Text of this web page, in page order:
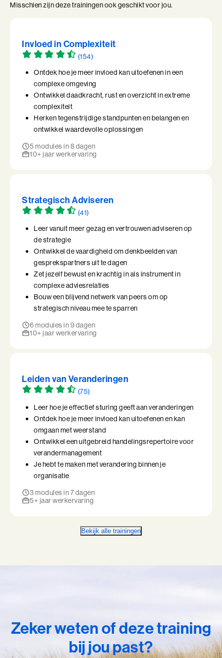
Misschien zijn deze trainingen ook geschikt voor jou.
Invloed in Complexiteit
(154)
Ontdek hoe je meer invloed kan uitoefenen in een
complexe omgeving
Ontwikkel daadkracht, rust en overzicht in extreme
complexiteit
Herken tegenstrijdige standpunten en belangen en
ontwikkel waardevolle oplossingen
5 modules in 8 dagen
10+ jaar werkervaring
Strategisch Adviseren
(41)
Leer vanuit meer gezag en vertrouwen adviseren op
de strategie
Ontwikkel de vaardigheid om denkbeelden van
gesprekspartners uit te dagen
Zet jezelf bewust en krachtig in als instrument in
complexe adviesrelaties
Bouw een blijvend netwerk van peers om op
strategisch niveau mee te sparren
6 modules in 9 dagen
10+ jaar werkervaring
Leiden van Veranderingen
(75)
Leer hoe je effectief sturing geeft aan veranderingen
Ontdek hoe je meer invloed kan uitoefenen en kan
omgaan met weerstand
Ontwikkel een uitgebreid handelingsrepertoire voor
verandermanagement
Je hebt te maken met verandering binnen je
organisatie
3 modules in 7 dagen
5+ jaar werkervaring
Bekijk alle trainingen
Zeker weten of deze training
bij jou past?